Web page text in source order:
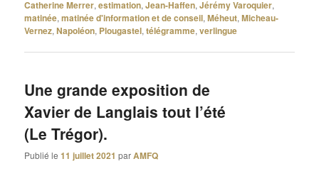
Catherine Merrer,estimation,Jean-Haffen,Jérémy Varoquier,
matinée,matinée d'information et de conseil,Méheut,Micheau-
Vernez,Napoléon, Plougastel,télégramme,verlingue
Une grande exposition de
Xavier de Langlais tout l’été
(Le Trégor).
Publié le11 juillet 2021 parAMFQ